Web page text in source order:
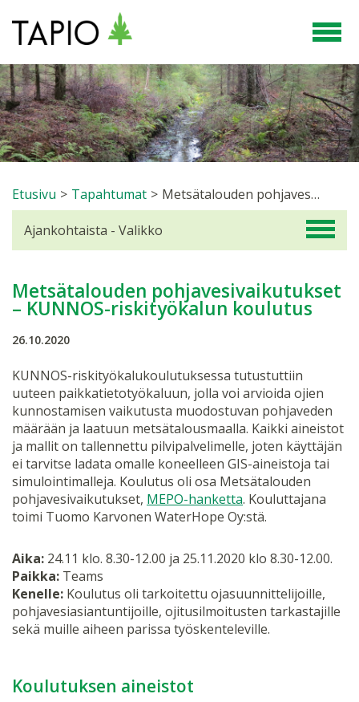
Etusivu > Tapahtumat > Metsätalouden pohjavesivaikutukset – KUNNOS-riskityökalun koulutus
Metsätalouden pohjavesivaikutukset
– KUNNOS-riskityökalun koulutus
26.10.2020
KUNNOS-riskityökalukoulutuksessa tutustuttiin
uuteen paikkatietotyökaluun, jolla voi arvioida ojien
kunnostamisen vaikutusta muodostuvan pohjaveden
määrään ja laatuun metsätalousmaalla. Kaikki aineistot
ja mallit on tallennettu pilvipalvelimelle, joten käyttäjän
ei tarvitse ladata omalle koneelleen GIS-aineistoja tai
simulointimalleja. Koulutus oli osa Metsätalouden
pohjavesivaikutukset, MEPO-hanketta. Kouluttajana
toimi Tuomo Karvonen WaterHope Oy:stä.
Aika: 24.11 klo. 8.30-12.00 ja 25.11.2020 klo 8.30-12.00.
Paikka: Teams
Kenelle: Koulutus oli tarkoitettu ojasuunnittelijoille,
pohjavesiasiantuntijoille, ojitusilmoitusten tarkastajille
sekä muille aiheen parissa työskenteleville.
Koulutuksen aineistot
Ajankohtaista - Valikko